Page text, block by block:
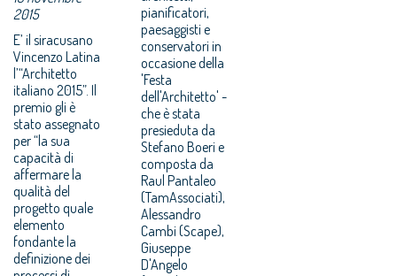
2015
E’ il siracusano
Vincenzo Latina
l’“Architetto
italiano 2015”. Il
premio gli è
stato assegnato
per “la sua
capacità di
affermare la
qualità del
progetto quale
elemento
fondante la
definizione dei
pianificatori,
paesaggisti e
conservatori in
occasione della
'Festa
dell'Architetto' -
che è stata
presieduta da
Stefano Boeri e
composta da
Raul Pantaleo
(TamAssociati),
Alessandro
Cambi (Scape),
Giuseppe
D'Angelo